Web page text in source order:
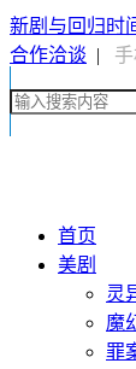
新剧与回归时
合作洽谈 |
首页
美剧
灵
魔
罪